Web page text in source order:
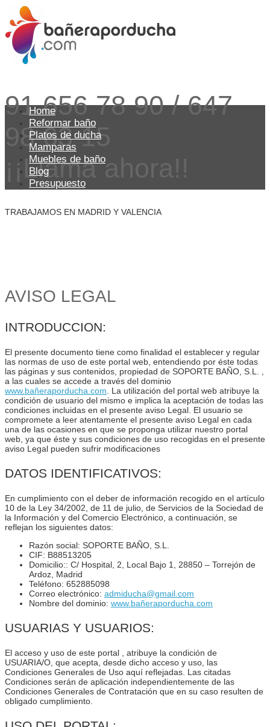
91 656 78 90 / 647
98 63 15
¡¡Llama ahora!!
TRABAJAMOS EN MADRID Y VALENCIA
Home
Reformar baño
Platos de ducha
Mamparas
Muebles de baño
Blog
Presupuesto
AVISO LEGAL
INTRODUCCION:
El presente documento tiene como finalidad el establecer y regular
las normas de uso de este portal web, entendiendo por éste todas
las páginas y sus contenidos, propiedad de SOPORTE BAÑO, S.L. ,
a las cuales se accede a través del dominio
www.bañeraporducha.com. La utilización del portal web atribuye la
condición de usuario del mismo e implica la aceptación de todas las
condiciones incluidas en el presente aviso Legal. El usuario se
compromete a leer atentamente el presente aviso Legal en cada
una de las ocasiones en que se proponga utilizar nuestro portal
web, ya que éste y sus condiciones de uso recogidas en el presente
aviso Legal pueden sufrir modificaciones
DATOS IDENTIFICATIVOS:
En cumplimiento con el deber de información recogido en el artículo
10 de la Ley 34/2002, de 11 de julio, de Servicios de la Sociedad de
la Información y del Comercio Electrónico, a continuación, se
reflejan los siguientes datos:
Razón social: SOPORTE BAÑO, S.L.
CIF: B88513205
Domicilio:: C/ Hospital, 2, Local Bajo 1, 28850 – Torrejón de
Ardoz, Madrid
Teléfono: 652885098
Correo electrónico: admiducha@gmail.com
Nombre del dominio: www.bañeraporducha.com
USUARIAS Y USUARIOS:
El acceso y uso de este portal , atribuye la condición de
USUARIA/O, que acepta, desde dicho acceso y uso, las
Condiciones Generales de Uso aquí reflejadas. Las citadas
Condiciones serán de aplicación independientemente de las
Condiciones Generales de Contratación que en su caso resulten de
obligado cumplimiento.